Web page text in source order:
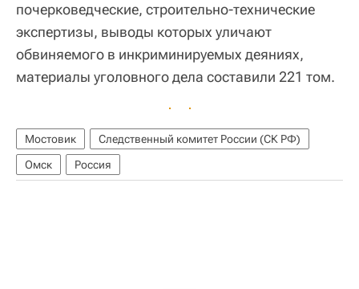
почерковедческие, строительно-технические
экспертизы, выводы которых уличают
обвиняемого в инкриминируемых деяниях,
материалы уголовного дела составили 221 том.
Мостовик
Следственный комитет России (СК РФ)
Омск
Россия